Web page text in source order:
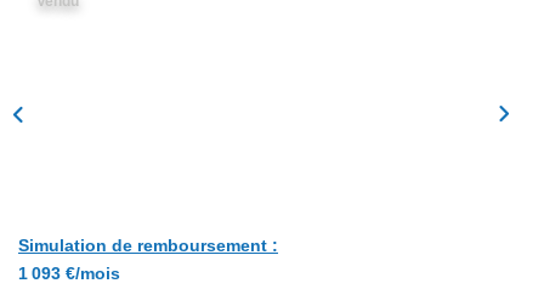
Simulation de remboursement :
1 093 €/mois